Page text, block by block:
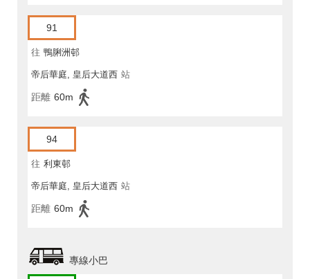
91
往 鴨脷洲邨
帝后華庭, 皇后大道西 站
距離 60m
94
往 利東邨
帝后華庭, 皇后大道西 站
距離 60m
專線小巴